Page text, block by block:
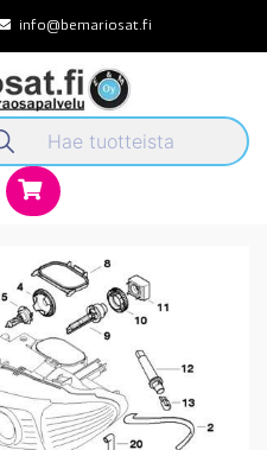
info@bemariosat.fi